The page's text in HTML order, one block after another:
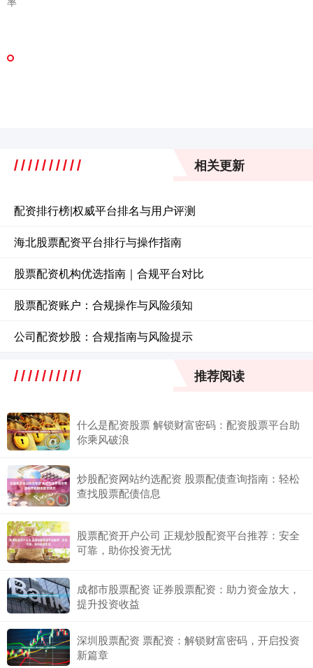
相关更新
配资排行榜|权威平台排名与用户评测
海北股票配资平台排行与操作指南
股票配资机构优选指南｜合规平台对比
股票配资账户：合规操作与风险须知
公司配资炒股：合规指南与风险提示
推荐阅读
什么是配资股票 解锁财富密码：配资股票平台助
你乘风破浪
炒股配资网站约选配资 股票配债查询指南：轻松
查找股票配债信息
股票配资开户公司 正规炒股配资平台推荐：安全
可靠，助你投资无忧
成都市股票配资 证券股票配资：助力资金放大，
提升投资收益
深圳股票配资 票配资：解锁财富密码，开启投资
新篇章